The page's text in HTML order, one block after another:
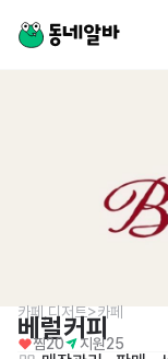
카페,디저트>카페
베럴커피
찜20 지원25